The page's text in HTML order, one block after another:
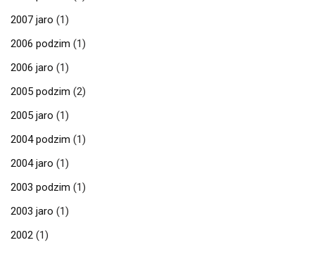
2007 jaro (1)
2006 podzim (1)
2006 jaro (1)
2005 podzim (2)
2005 jaro (1)
2004 podzim (1)
2004 jaro (1)
2003 podzim (1)
2003 jaro (1)
2002 (1)